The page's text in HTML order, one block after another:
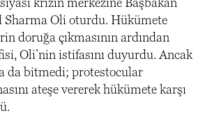
Sharma Oli oturdu. Hükümete
doruğa çıkmasının ardından
Oli’nin istifasını duyurdu. Ancak
da bitmedi; protestocular
ateşe vererek hükümete karşı